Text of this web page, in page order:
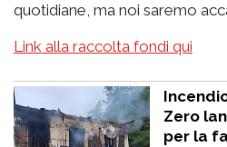
quotidiane, ma noi saremo
Link alla raccolta fondi qui
Zero
per la